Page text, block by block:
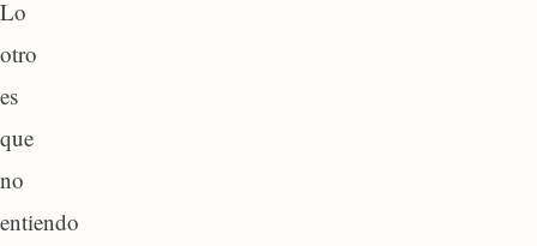
Lo
otro
es
que
no
entiendo